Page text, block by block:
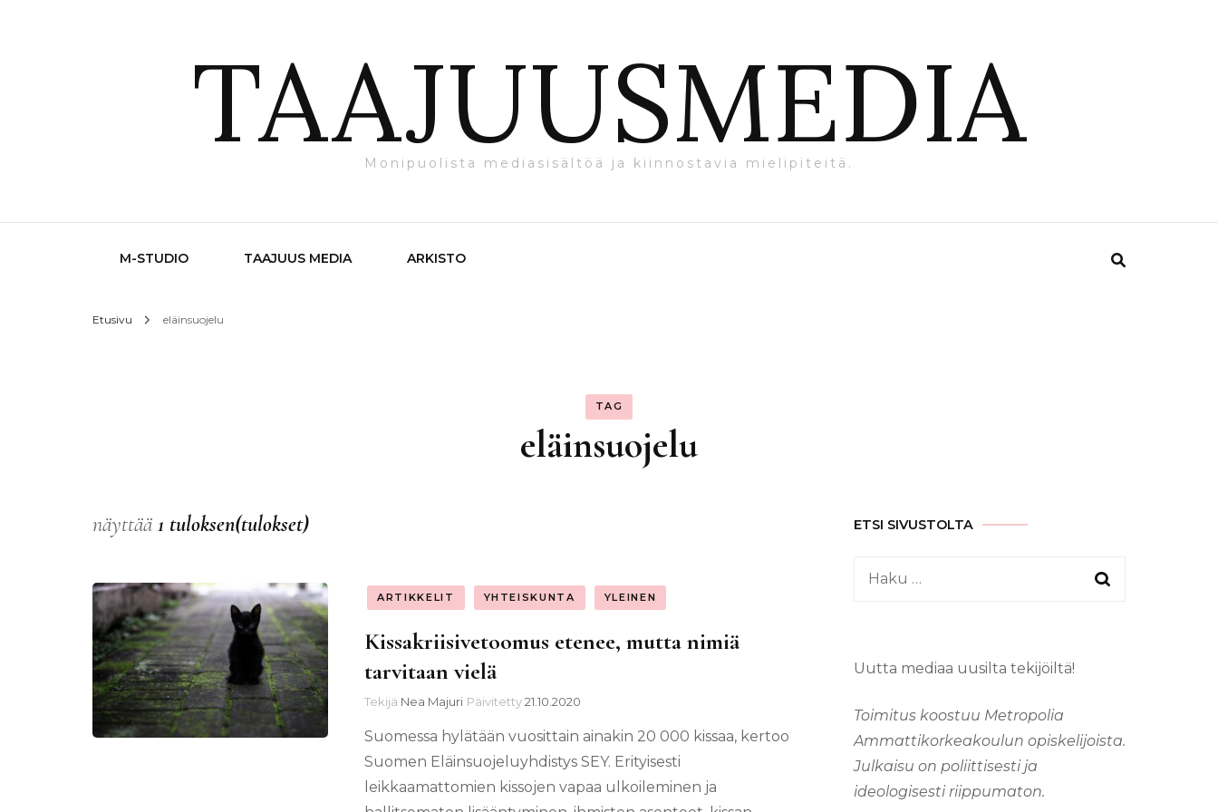
TAAJUUSMEDIA
Monipuolista mediasisältöä ja kiinnostavia mielipiteitä.
M-STUDIO TAAJUUS MEDIA ARKISTO
Etusivu eläinsuojelu
TAG
eläinsuojelu
näyttää 1 tuloksen(tulokset)
ARTIKKELIT YHTEISKUNTA YLEINEN
Kissakriisivetoomus etenee, mutta nimiä
tarvitaan vielä
Tekijä Nea Majuri Päivitetty21.10.2020
Suomessa hylätään vuosittain ainakin 20 000 kissaa, kertoo
Suomen Eläinsuojeluyhdistys SEY. Erityisesti
leikkaamattomien kissojen vapaa ulkoileminen ja
ETSI SIVUSTOLTA
Haku:
Uutta mediaa uusilta tekijöiltä!
Toimitus koostuu Metropolia
Ammattikorkeakoulun opiskelijoista.
Julkaisu on poliittisesti ja
ideologisesti riippumaton.